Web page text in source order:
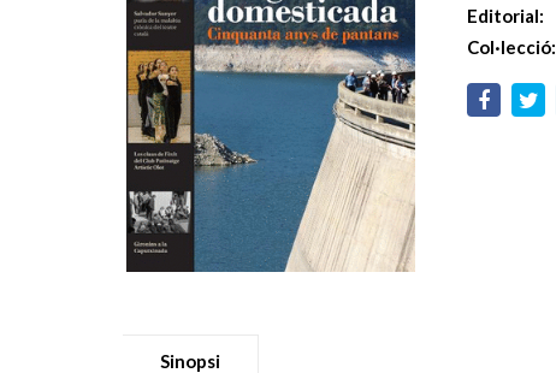
Editorial:
Col·lecció:
Sinopsi